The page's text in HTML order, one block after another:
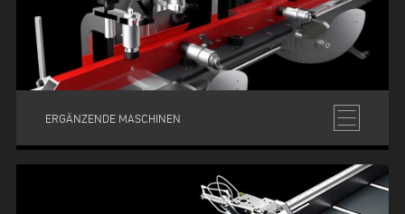
ERGÄNZENDE MASCHINEN